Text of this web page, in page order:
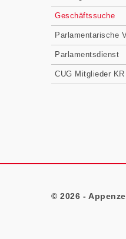
Geschäftssuche
Parlamentarische
Parlamentsdienst
CUG Mitglieder KR
Footer
© 2026 -